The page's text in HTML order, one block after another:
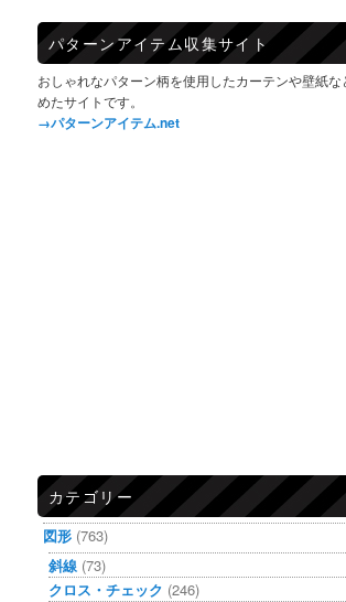
パターンアイテム収集サイト
おしゃれなパターン柄を使用したカーテンや壁紙
めたサイトです。
→パターンアイテム.net
カテゴリー
図形 (763)
斜線 (73)
クロス・チェック (246)